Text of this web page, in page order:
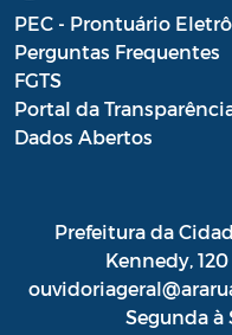
PEC - Prontuário
Perguntas Frequentes
FGTS
Portal da
Dados Abertos
Prefeitura da
Kennedy,
Segunda à